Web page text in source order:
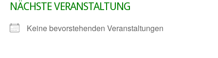
NÄCHSTE VERANSTALTUNG
Keine bevorstehenden Veranstaltungen